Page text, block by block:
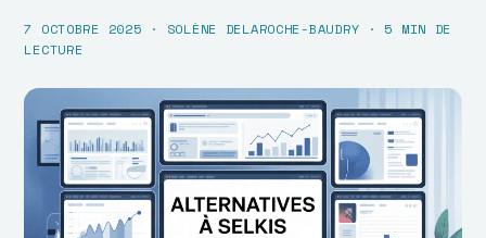
7 OCTOBRE 2025 · SOLÈNE DELAROCHE-BAUDRY ·
5 MIN DE
LECTURE